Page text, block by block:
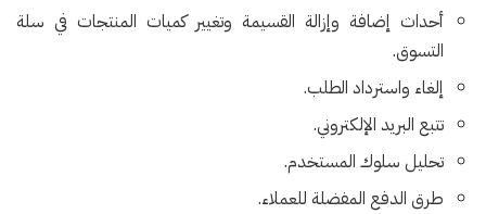
أحداث إضافة وإزالة القسيمة وتغيير كميات المنتجات في سلة
التسوق.
إلغاء واسترداد الطلب.
تتبع البريد الإلكتروني.
تحليل سلوك المستخدم.
طرق الدفع المفضلة للعملاء.